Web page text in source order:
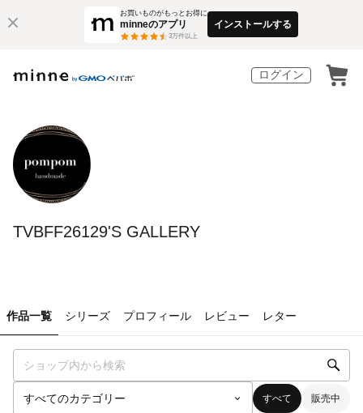
お買いものがもっとお得に
minneのアプリ
3万件以上
インストールする
ログイン
TVBFF26129'S GALLERY
作品一覧 シリーズ プロフィール レビュー レター
すべて 販売中